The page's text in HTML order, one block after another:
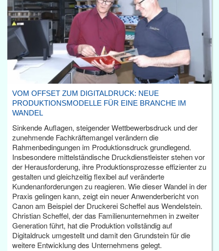
VOM OFFSET ZUM DIGITALDRUCK: NEUE
PRODUKTIONSMODELLE FÜR EINE BRANCHE IM
WANDEL
Sinkende Auflagen, steigender Wettbewerbsdruck und der
zunehmende Fachkräftemangel verändern die
Rahmenbedingungen im Produktionsdruck grundlegend.
Insbesondere mittelständische Druckdienstleister stehen vor
der Herausforderung, ihre Produktionsprozesse effizienter zu
gestalten und gleichzeitig flexibel auf veränderte
Kundenanforderungen zu reagieren. Wie dieser Wandel in der
Praxis gelingen kann, zeigt ein neuer Anwenderbericht von
Canon am Beispiel der Druckerei Scheffel aus Wendelstein.
Christian Scheffel, der das Familienunternehmen in zweiter
Generation führt, hat die Produktion vollständig auf
Digitaldruck umgestellt und damit den Grundstein für die
weitere Entwicklung des Unternehmens gelegt.